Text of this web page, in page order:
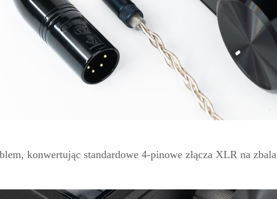
konwertując standardowe 4-pinowe złącza XLR na